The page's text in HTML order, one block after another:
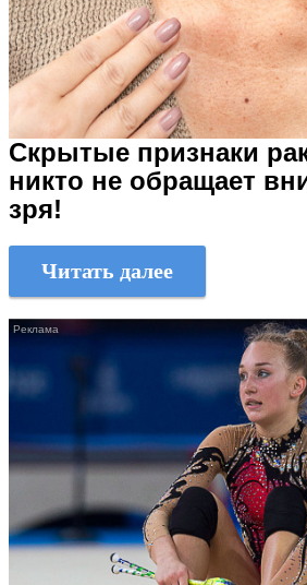
Скрытые признаки
никто не обращает
зря!
Читать далее